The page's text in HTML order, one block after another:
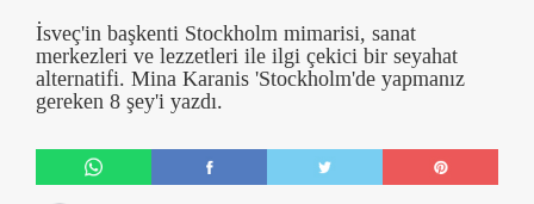
İsveç'in başkenti Stockholm mimarisi, sanat
merkezleri ve lezzetleri ile ilgi çekici bir seyahat
alternatifi. Mina Karanis 'Stockholm'de yapmanız
gereken 8 şey'i yazdı.